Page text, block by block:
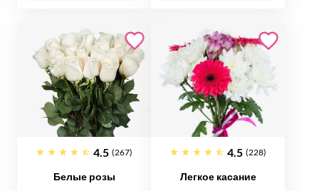
4.5 (267)
Белые розы
4.5 (228)
Легкое касание